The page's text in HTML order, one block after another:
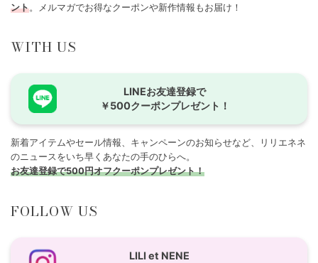
ント。メルマガでお得なクーポンや新作情報もお届け！
WITH US
LINEお友達登録で
￥500クーポンプレゼント！
新着アイテムやセール情報、キャンペーンのお知らせなど、リリエネネ
のニュースをいち早くあなたの手のひらへ。
お友達登録で500円オフクーポンプレゼント！
FOLLOW US
LILI et NENE